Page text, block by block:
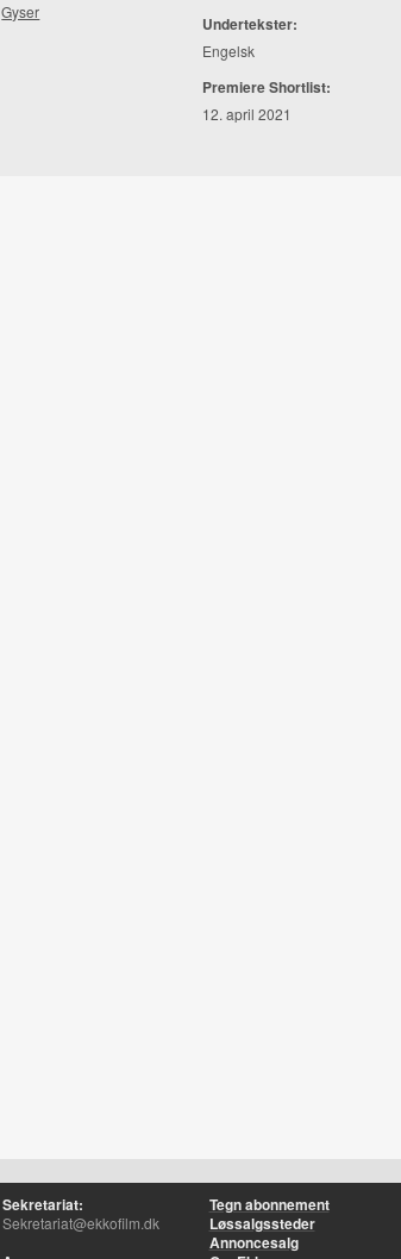
Gyser
Undertekster:
Engelsk
Premiere Shortlist:
12. april 2021
Sekretariat:
Sekretariat@ekkofilm.dk
Tegn abonnement
Løssalgssteder
Annoncesalg